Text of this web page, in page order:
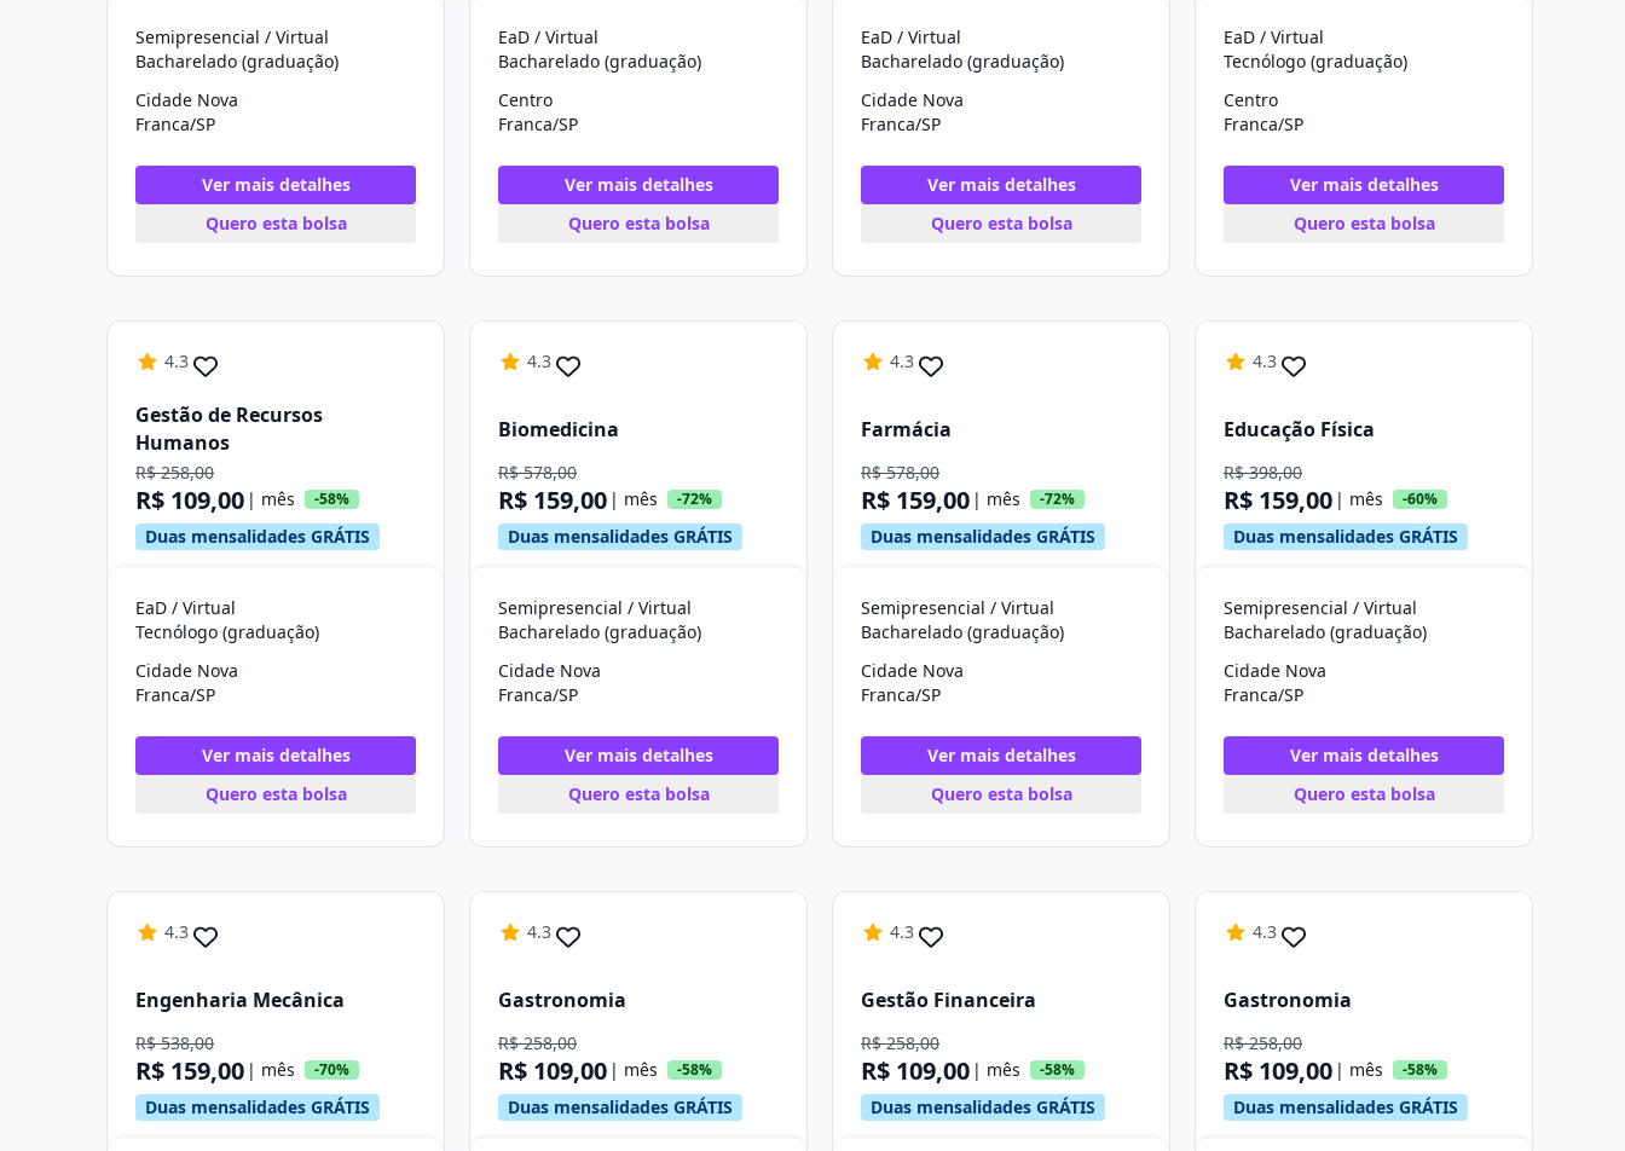
Semipresencial / Virtual
Bacharelado (graduação)
Cidade Nova
Franca/SP
Ver mais detalhes
Quero esta bolsa
EaD / Virtual
Bacharelado (graduação)
Centro
Franca/SP
Ver mais detalhes
Quero esta bolsa
EaD / Virtual
Bacharelado (graduação)
Cidade Nova
Franca/SP
Ver mais detalhes
Quero esta bolsa
EaD / Virtual
Tecnólogo (graduação)
Centro
Franca/SP
Ver mais detalhes
Quero esta bolsa
4.3
Gestão de Recursos
Humanos
R$ 258,00
R$ 109,00 | mês -58%
Duas mensalidades GRÁTIS
EaD / Virtual
Tecnólogo (graduação)
Cidade Nova
Franca/SP
Ver mais detalhes
Quero esta bolsa
4.3
Biomedicina
R$ 578,00
R$ 159,00 | mês -72%
Duas mensalidades GRÁTIS
Semipresencial / Virtual
Bacharelado (graduação)
Cidade Nova
Franca/SP
Ver mais detalhes
Quero esta bolsa
4.3
Farmácia
R$ 578,00
R$ 159,00 | mês -72%
Duas mensalidades GRÁTIS
Semipresencial / Virtual
Bacharelado (graduação)
Cidade Nova
Franca/SP
Ver mais detalhes
Quero esta bolsa
4.3
Educação Física
R$ 398,00
R$ 159,00 | mês -60%
Duas mensalidades GRÁTIS
Semipresencial / Virtual
Bacharelado (graduação)
Cidade Nova
Franca/SP
Ver mais detalhes
Quero esta bolsa
4.3
Engenharia Mecânica
R$ 538,00
R$ 159,00 | mês -70%
Duas mensalidades GRÁTIS
4.3
Gastronomia
R$ 258,00
R$ 109,00 | mês -58%
Duas mensalidades GRÁTIS
4.3
Gestão Financeira
R$ 258,00
R$ 109,00 | mês -58%
Duas mensalidades GRÁTIS
4.3
Gastronomia
R$ 258,00
R$ 109,00 | mês -58%
Duas mensalidades GRÁTIS